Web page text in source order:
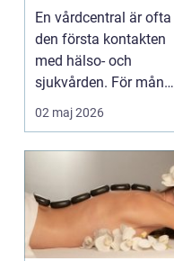
hela familjen
En vårdcentral är ofta
den första kontakten
med hälso- och
sjukvården. För många
i Svedala handlar v...
02 maj 2026